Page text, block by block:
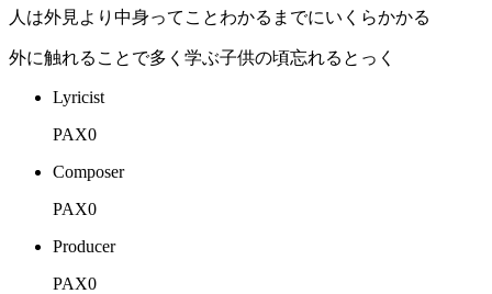
人は外見より中身ってことわかるまでにいくらかかる
外に触れることで多く学ぶ子供の頃忘れるとっく
Lyricist
PAX0
Composer
PAX0
Producer
PAX0